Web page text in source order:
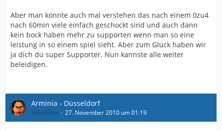
Aber man könnte auch mal verstehen das nach einem 0zu4
nach 60min viele einfach geschockt sind und auch dann
kein bock haben mehr zu supporten wenn man so eine
leistung in so einem spiel sieht. Aber zum Glück haben wir
ja dich du super Supporter. Nun kannste alle weiter
beleidigen.
Arminia - Düsseldorf
xxSASHxx 27. November 2010 um 01:19